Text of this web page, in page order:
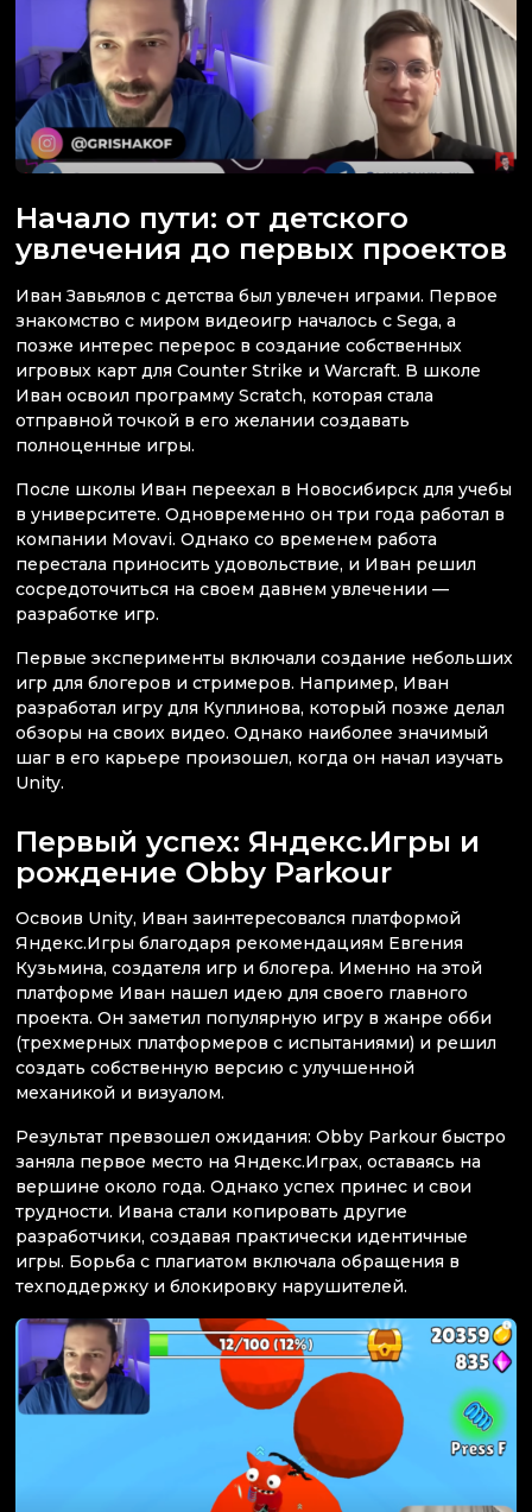
Начало пути: от детского
увлечения до первых проектов
Иван Завьялов с детства был увлечен играми. Первое
знакомство с миром видеоигр началось с Sega, а
позже интерес перерос в создание собственных
игровых карт для Counter Strike и Warcraft. В школе
Иван освоил программу Scratch, которая стала
отправной точкой в его желании создавать
полноценные игры.
После школы Иван переехал в Новосибирск для учебы
в университете. Одновременно он три года работал в
компании Movavi. Однако со временем работа
перестала приносить удовольствие, и Иван решил
сосредоточиться на своем давнем увлечении —
разработке игр.
Первые эксперименты включали создание небольших
игр для блогеров и стримеров. Например, Иван
разработал игру для Куплинова, который позже делал
обзоры на своих видео. Однако наиболее значимый
шаг в его карьере произошел, когда он начал изучать
Unity.
Первый успех: Яндекс.Игры и
рождение Obby Parkour
Освоив Unity, Иван заинтересовался платформой
Яндекс.Игры благодаря рекомендациям Евгения
Кузьмина, создателя игр и блогера. Именно на этой
платформе Иван нашел идею для своего главного
проекта. Он заметил популярную игру в жанре обби
(трехмерных платформеров с испытаниями) и решил
создать собственную версию с улучшенной
механикой и визуалом.
Результат превзошел ожидания: Obby Parkour быстро
заняла первое место на Яндекс.Играх, оставаясь на
вершине около года. Однако успех принес и свои
трудности. Ивана стали копировать другие
разработчики, создавая практически идентичные
игры. Борьба с плагиатом включала обращения в
техподдержку и блокировку нарушителей.